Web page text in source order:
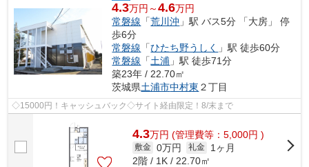
4.3万円～4.6万円
常磐線 「荒川沖 」駅 バス5分 「大房」 停
歩6分
常磐線 「ひたち野うしく
」駅 徒歩60分
常磐線 「土浦 」駅 徒歩71分
築23年 / 22.70㎡
茨城県土浦市中村東 ２丁目
◇15000円！キャッシュバック◇サイト経由限定！8/末まで
4.3万円 (管理費等：5,000円 )
敷金 0万円 礼金
1ヶ月
2階 / 1K / 22.70㎡